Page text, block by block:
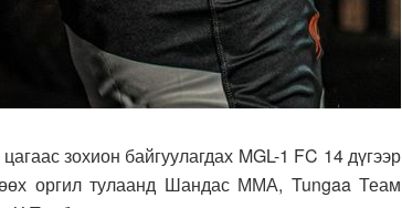
зохион байгуулагдах MGL-1 FC 14 дүгээр
оргил тулаанд Шандас ММА, Tungaa Теам